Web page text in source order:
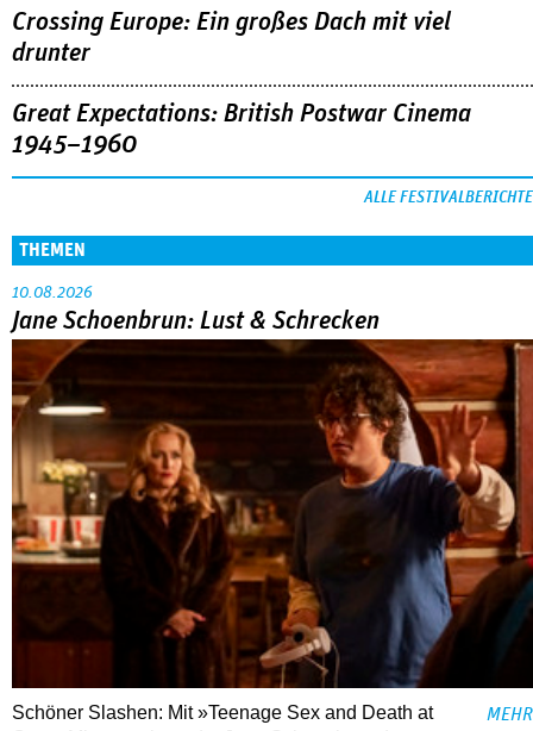
Crossing Europe: Ein großes Dach mit viel
drunter
Great Expectations: British Postwar Cinema
1945–1960
ALLE FESTIVALBERICHTE
THEMEN
10.08.2026
Jane Schoenbrun: Lust & Schrecken
Schöner Slashen: Mit »Teenage Sex and Death at
MEHR